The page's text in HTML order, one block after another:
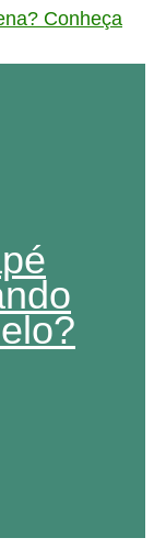
Conheça